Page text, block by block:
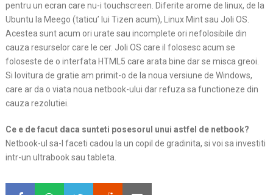
pentru un ecran care nu-i touchscreen. Diferite arome de linux, de la
Ubuntu la Meego (taticu’ lui Tizen acum), Linux Mint sau Joli OS.
Acestea sunt acum ori urate sau incomplete ori nefolosibile din
cauza resurselor care le cer. Joli OS care il folosesc acum se
foloseste de o interfata HTML5 care arata bine dar se misca greoi.
Si lovitura de gratie am primit-o de la noua versiune de Windows,
care ar da o viata noua netbook-ului dar refuza sa functioneze din
cauza rezolutiei.
Ce e de facut daca sunteti posesorul unui astfel de netbook?
Netbook-ul sa-l faceti cadou la un copil de gradinita, si voi sa investiti
intr-un ultrabook sau tableta.